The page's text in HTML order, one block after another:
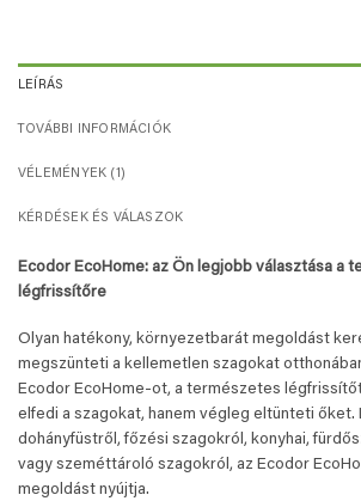
LEÍRÁS
TOVÁBBI INFORMÁCIÓK
VÉLEMÉNYEK (1)
KÉRDÉSEK ÉS VÁLASZOK
Ecodor EcoHome: az Ön legjobb választása a
légfrissítőre
Olyan hatékony, környezetbarát megoldást
megszünteti a kellemetlen szagokat
Ecodor EcoHome-ot, a természetes
elfedi a szagokat, hanem végleg eltünteti őket.
dohányfüstről, főzési szagokról, konyhai,
vagy szeméttároló szagokról, az Ecodor
megoldást nyújtja.